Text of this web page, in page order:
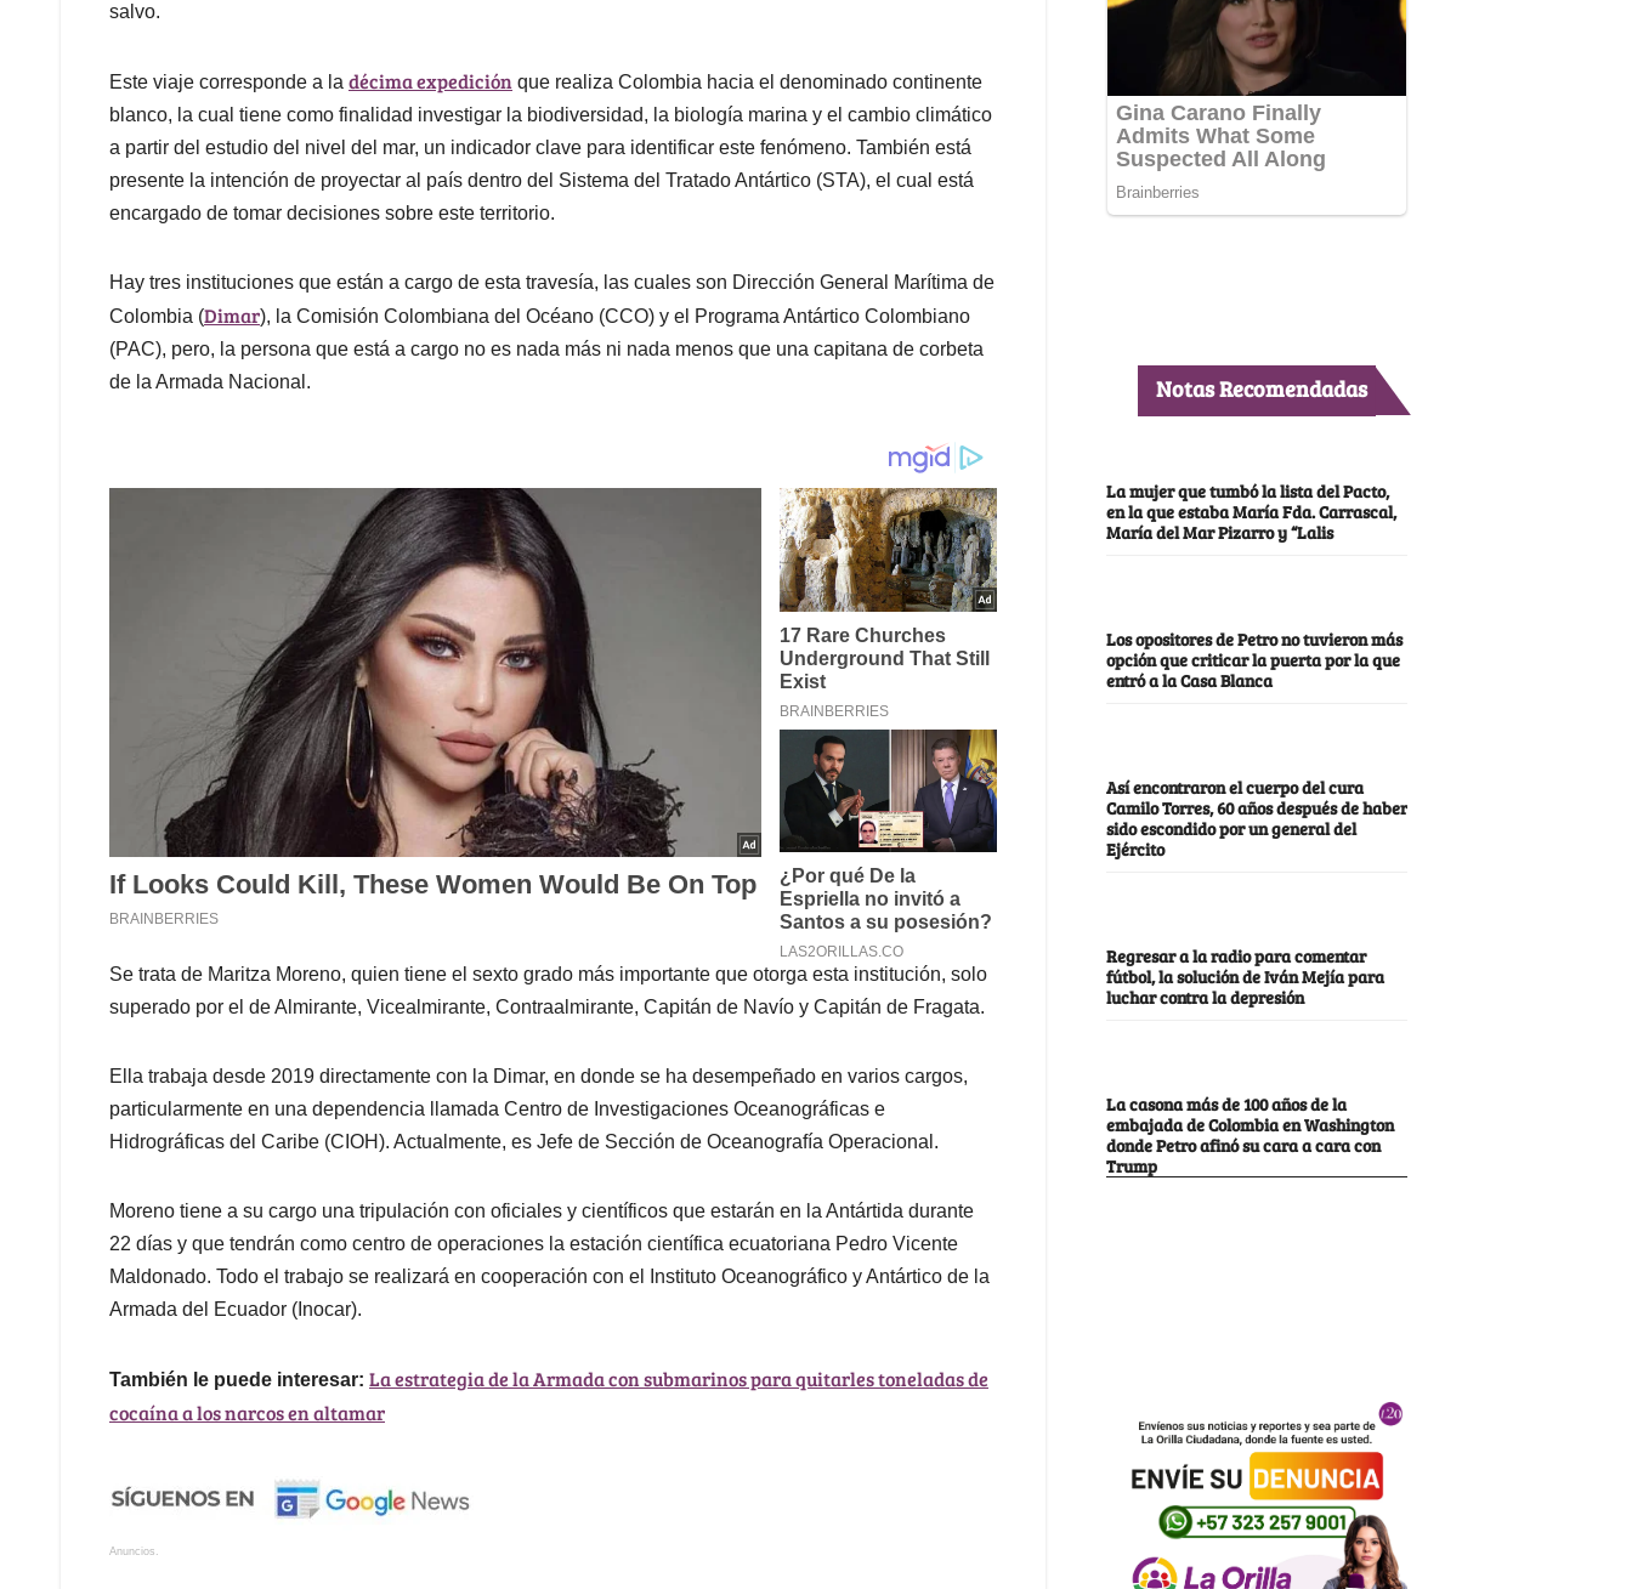
salvo.
Este viaje corresponde a la décima expedición que realiza Colombia hacia el denominado continente
blanco, la cual tiene como finalidad investigar la biodiversidad, la biología marina y el cambio climático
a partir del estudio del nivel del mar, un indicador clave para identificar este fenómeno. También está
presente la intención de proyectar al país dentro del Sistema del Tratado Antártico (STA), el cual está
encargado de tomar decisiones sobre este territorio.
Hay tres instituciones que están a cargo de esta travesía, las cuales son Dirección General Marítima de
Colombia (Dimar), la Comisión Colombiana del Océano (CCO) y el Programa Antártico Colombiano
(PAC), pero, la persona que está a cargo no es nada más ni nada menos que una capitana de corbeta
de la Armada Nacional.
Se trata de Maritza Moreno, quien tiene el sexto grado más importante que otorga esta institución, solo
superado por el de Almirante, Vicealmirante, Contraalmirante, Capitán de Navío y Capitán de Fragata.
Ella trabaja desde 2019 directamente con la Dimar, en donde se ha desempeñado en varios cargos,
particularmente en una dependencia llamada Centro de Investigaciones Oceanográficas e
Hidrográficas del Caribe (CIOH). Actualmente, es Jefe de Sección de Oceanografía Operacional.
Moreno tiene a su cargo una tripulación con oficiales y científicos que estarán en la Antártida durante
22 días y que tendrán como centro de operaciones la estación científica ecuatoriana Pedro Vicente
Maldonado. Todo el trabajo se realizará en cooperación con el Instituto Oceanográfico y Antártico de la
Armada del Ecuador (Inocar).
También le puede interesar: La estrategia de la Armada con submarinos para quitarles toneladas de
cocaína a los narcos en altamar
Anuncios.
Notas Recomendadas
La mujer que tumbó la lista del Pacto,
en la que estaba María Fda. Carrascal,
María del Mar Pizarro y “Lalis
Los opositores de Petro no tuvieron más
opción que criticar la puerta por la que
entró a la Casa Blanca
Así encontraron el cuerpo del cura
Camilo Torres, 60 años después de haber
sido escondido por un general del
Ejército
Regresar a la radio para comentar
fútbol, la solución de Iván Mejía para
luchar contra la depresión
La casona más de 100 años de la
embajada de Colombia en Washington
donde Petro afinó su cara a cara con
Trump